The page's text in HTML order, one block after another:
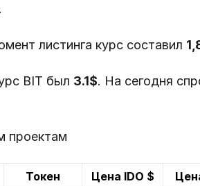
листинга курс составил
BIT был 3.1$. На сегодня
проектам
Токен Цена IDO $